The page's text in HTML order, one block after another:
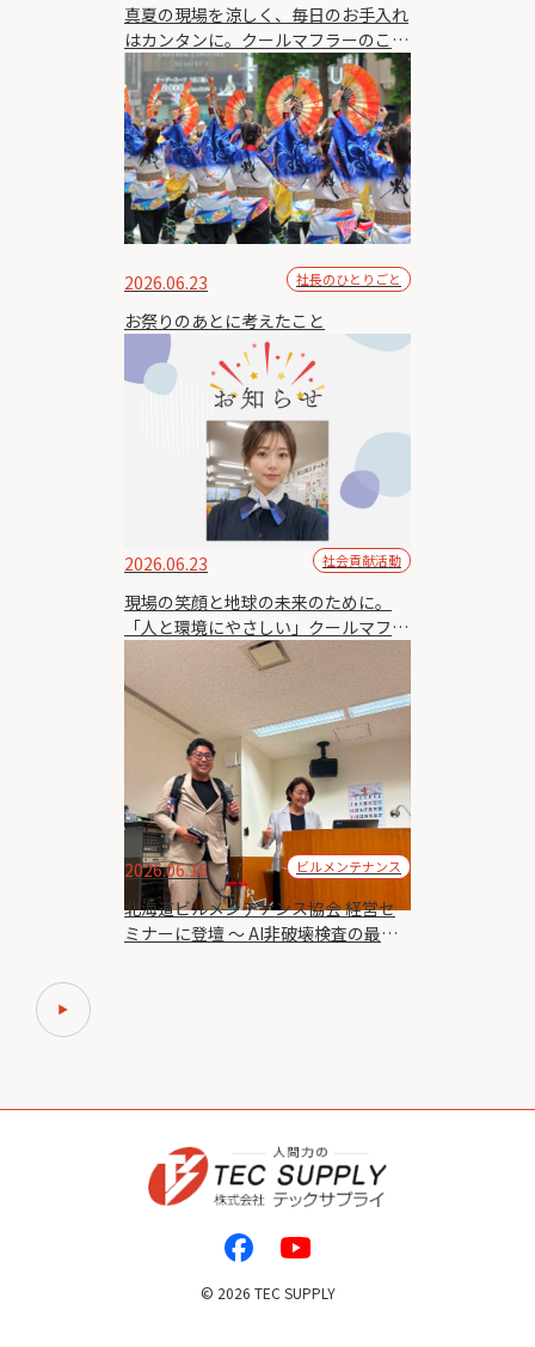
真夏の現場を涼しく、毎日のお手入れ
はカンタンに。クールマフラーのこだ
わり素材
2026.06.23 社長のひとりごと
お祭りのあとに考えたこと
2026.06.23 社会貢献活動
現場の笑顔と地球の未来のために。
「人と環境にやさしい」クールマフラ
ーで熱中症対策
2026.06.16 ビルメンテナンス
北海道ビルメンテナンス協会 経営セ
ミナーに登壇 ～ AI非破壊検査の最前
© 2026 TEC SUPPLY